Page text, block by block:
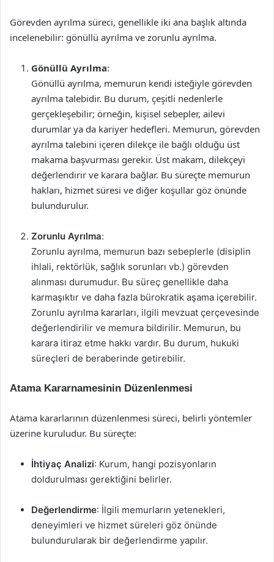
Görevden ayrılma süreci, genellikle iki ana başlık altında
incelenebilir: gönüllü ayrılma ve zorunlu ayrılma.
Gönüllü Ayrılma:
Gönüllü ayrılma, memurun kendi isteğiyle görevden
ayrılma talebidir. Bu durum, çeşitli nedenlerle
gerçekleşebilir; örneğin, kişisel sebepler, ailevi
durumlar ya da kariyer hedefleri. Memurun, görevden
ayrılma talebini içeren dilekçe ile bağlı olduğu üst
makama başvurması gerekir. Üst makam, dilekçeyi
değerlendirir ve karara bağlar. Bu süreçte memurun
hakları, hizmet süresi ve diğer koşullar göz önünde
bulundurulur.
Zorunlu Ayrılma:
Zorunlu ayrılma, memurun bazı sebeplerle (disiplin
ihlali, rektörlük, sağlık sorunları vb.) görevden
alınması durumudur. Bu süreç genellikle daha
karmaşıktır ve daha fazla bürokratik aşama içerebilir.
Zorunlu ayrılma kararları, ilgili mevzuat çerçevesinde
değerlendirilir ve memura bildirilir. Memurun, bu
karara itiraz etme hakkı vardır. Bu durum, hukuki
süreçleri de beraberinde getirebilir.
Atama Kararnamesinin Düzenlenmesi
Atama kararlarının düzenlenmesi süreci, belirli yöntemler
üzerine kuruludur. Bu süreçte:
İhtiyaç Analizi: Kurum, hangi pozisyonların
doldurulması gerektiğini belirler.
Değerlendirme: İlgili memurların yetenekleri,
deneyimleri ve hizmet süreleri göz önünde
bulundurularak bir değerlendirme yapılır.